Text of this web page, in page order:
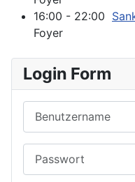
16:00 - 22:00
Foyer
Login Form